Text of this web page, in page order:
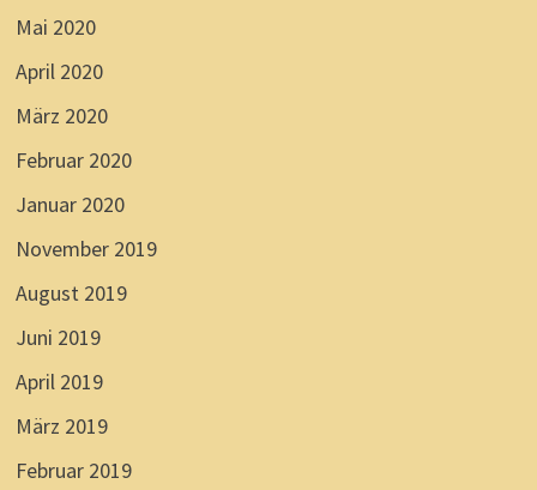
Mai 2020
April 2020
März 2020
Februar 2020
Januar 2020
November 2019
August 2019
Juni 2019
April 2019
März 2019
Februar 2019